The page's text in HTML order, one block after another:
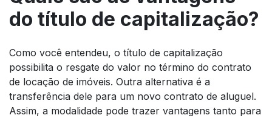
do título de capitalização?
Como você entendeu, o título de capitalização
possibilita o resgate do valor no término do contrato
de locação de imóveis. Outra alternativa é a
transferência dele para um novo contrato de aluguel.
Assim, a modalidade pode trazer vantagens tanto para